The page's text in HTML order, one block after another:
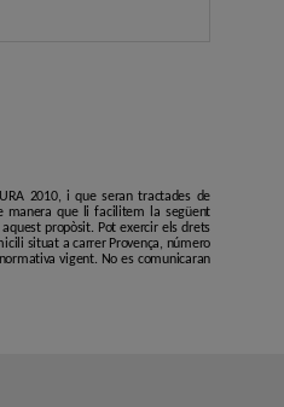
2010, i que seran tractades de
manera que li facilitem la següent
propòsit. Pot exercir els drets
situat a carrer Provença, número
vigent. No es comunicaran